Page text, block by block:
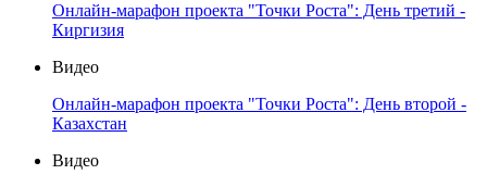
Онлайн-марафон проекта "Точки Роста": День третий -
Киргизия
Видео
Онлайн-марафон проекта "Точки Роста": День второй -
Казахстан
Видео